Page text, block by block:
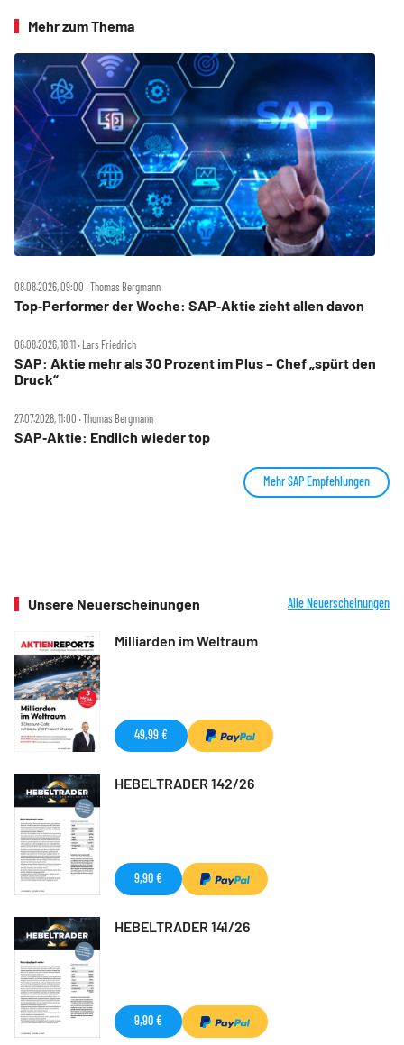
Mehr zum Thema
08.08.2026, 09:00 ‧ Thomas Bergmann
Top‑Performer der Woche: SAP‑Aktie zieht allen davon
06.08.2026, 18:11 ‧ Lars Friedrich
SAP: Aktie mehr als 30 Prozent im Plus – Chef „spürt den
Druck“
27.07.2026, 11:00 ‧ Thomas Bergmann
SAP‑Aktie: Endlich wieder top
Mehr SAP Empfehlungen
Unsere Neuerscheinungen Alle Neuerscheinungen
Milliarden im Weltraum
49,99 €
HEBELTRADER 142/26
9,90 €
HEBELTRADER 141/26
9,90 €